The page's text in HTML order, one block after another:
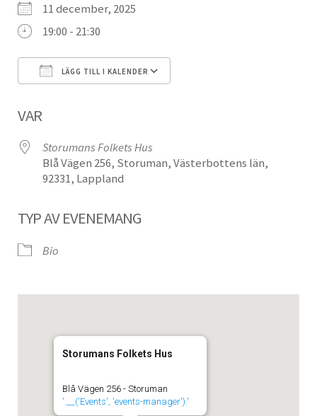
11 december, 2025
19:00 - 21:30
LÄGG TILL I KALENDER
VAR
Storumans Folkets Hus
Blå Vägen 256, Storuman, Västerbottens län,
92331, Lappland
TYP AV EVENEMANG
Bio
Storumans Folkets Hus
Blå Vägen 256 - Storuman
'.__('Events', 'events-manager').'